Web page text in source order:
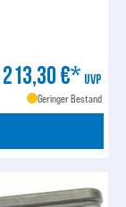
213,30 €* UVP
Geringer Bestand